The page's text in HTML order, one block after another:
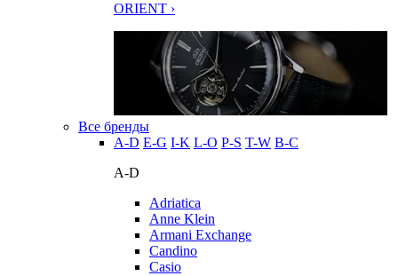
ORIENT ›
Все бренды
A-D E-G I-K L-O P-S T-W В-С
A-D
Adriatica
Anne Klein
Armani Exchange
Candino
Casio